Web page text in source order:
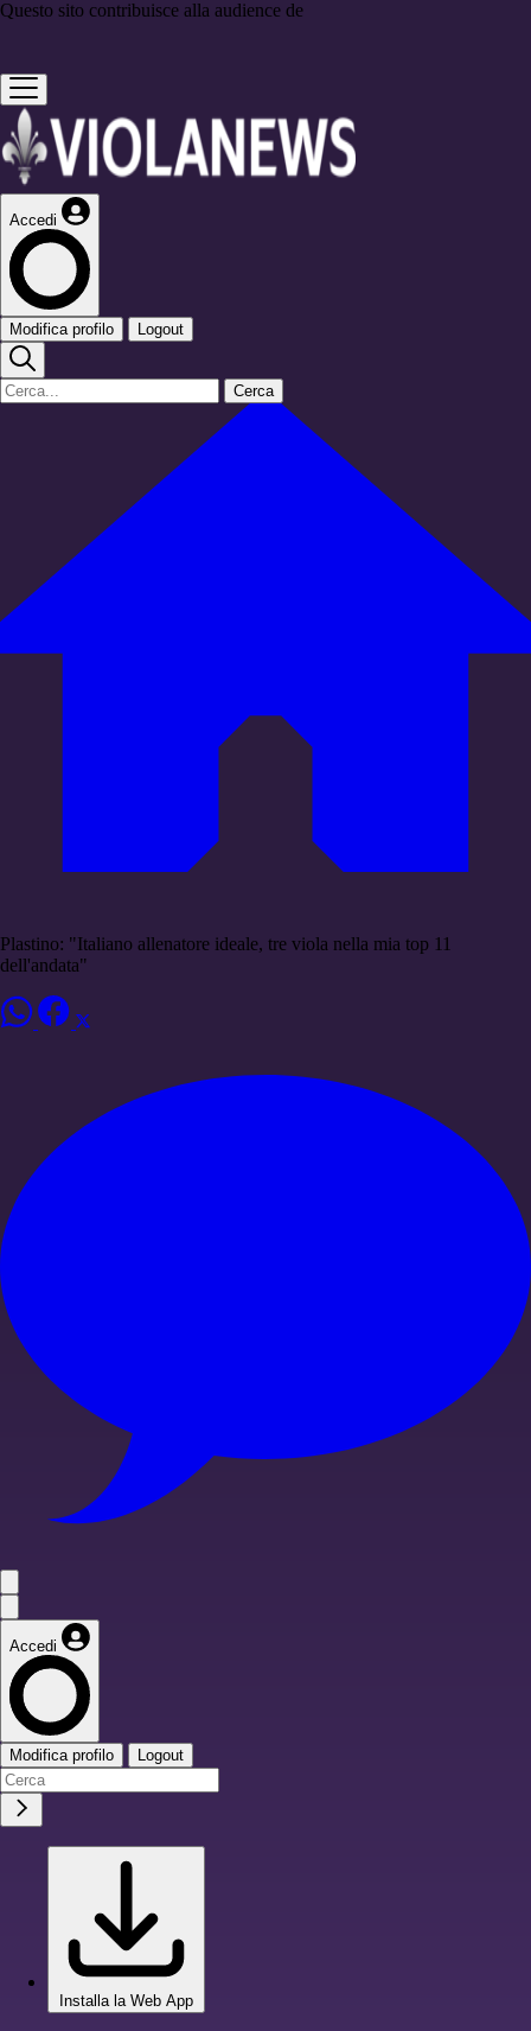
Questo sito contribuisce alla audience de
Accedi
Modifica profilo Logout
Cerca
Plastino: "Italiano allenatore ideale, tre viola nella mia top 11
dell'andata"
Accedi
Modifica profilo Logout
Installa la Web App